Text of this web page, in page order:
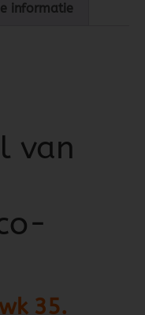
informatie
van
35.